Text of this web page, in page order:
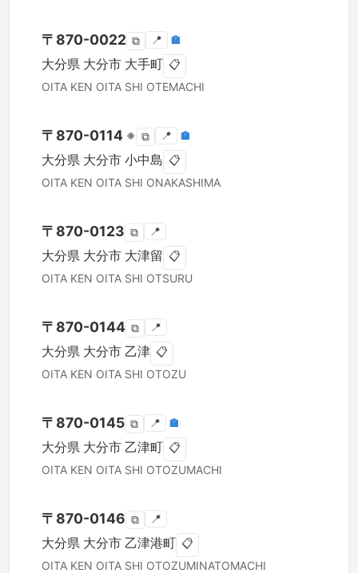
〒 870-0022 ⧉ 📍 🏣
大分県 大分市 大手町 📋
OITA KEN OITA SHI OTEMACHI
〒 870-0114 ※ ⧉ 📍 🏣
大分県 大分市 小中島 📋
OITA KEN OITA SHI ONAKASHIMA
〒 870-0123 ⧉ 📍
大分県 大分市 大津留 📋
OITA KEN OITA SHI OTSURU
〒 870-0144 ⧉ 📍
大分県 大分市 乙津 📋
OITA KEN OITA SHI OTOZU
〒 870-0145 ⧉ 📍 🏣
大分県 大分市 乙津町 📋
OITA KEN OITA SHI OTOZUMACHI
〒 870-0146 ⧉ 📍
大分県 大分市 乙津港町 📋
OITA KEN OITA SHI OTOZUMINATOMACHI